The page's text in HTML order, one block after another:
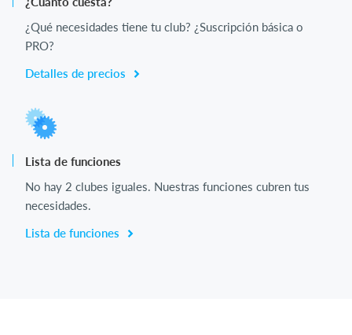
¿Qué necesidades tiene tu club? ¿Suscripción básica o
PRO?
Detalles de precios
Lista de funciones
No hay 2 clubes iguales. Nuestras funciones cubren tus
necesidades.
Lista de funciones